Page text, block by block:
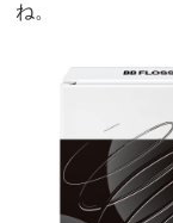
ね。